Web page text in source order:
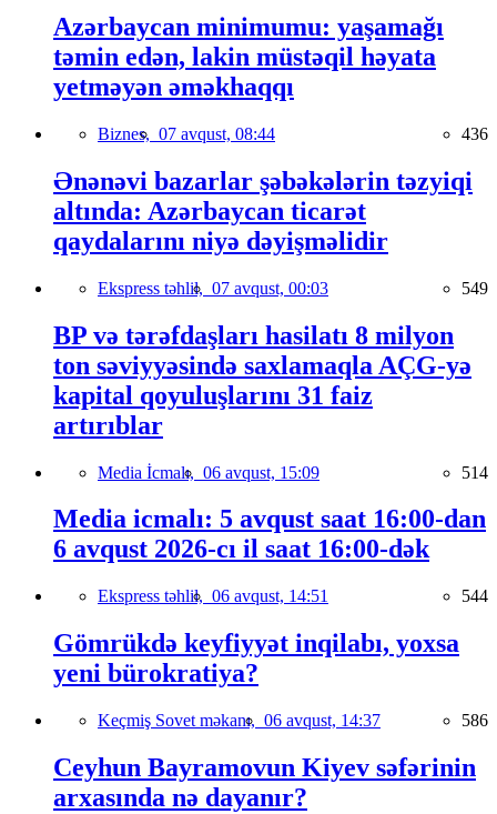
Azərbaycan minimumu: yaşamağı
təmin edən, lakin müstəqil həyata
yetməyən əməkhaqqı
Biznes, 07 avqust, 08:44 436
Ənənəvi bazarlar şəbəkələrin təzyiqi
altında: Azərbaycan ticarət
qaydalarını niyə dəyişməlidir
Ekspress təhlil, 07 avqust, 00:03 549
BP və tərəfdaşları hasilatı 8 milyon
ton səviyyəsində saxlamaqla AÇG-yə
kapital qoyuluşlarını 31 faiz
artırıblar
Media İcmalı, 06 avqust, 15:09 514
Media icmalı: 5 avqust saat 16:00-dan
6 avqust 2026-cı il saat 16:00-dək
Ekspress təhlil, 06 avqust, 14:51 544
Gömrükdə keyfiyyət inqilabı, yoxsa
yeni bürokratiya?
Keçmiş Sovet məkanı, 06 avqust, 14:37 586
Ceyhun Bayramovun Kiyev səfərinin
arxasında nə dayanır?